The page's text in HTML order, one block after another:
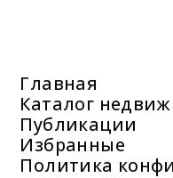
Главная
Каталог
Публикации
Избранные
Политика